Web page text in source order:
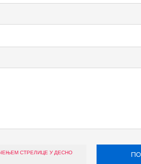
СТРЕЛИЦЕ У ДЕСНО